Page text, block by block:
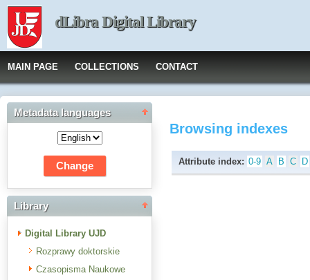
dLibra Digital Library
MAIN PAGE COLLECTIONS CONTACT
Metadata languages
Library
Digital Library UJD
Rozprawy doktorskie
Czasopisma Naukowe
Browsing indexes
Attribute index: 0-9 A B C D